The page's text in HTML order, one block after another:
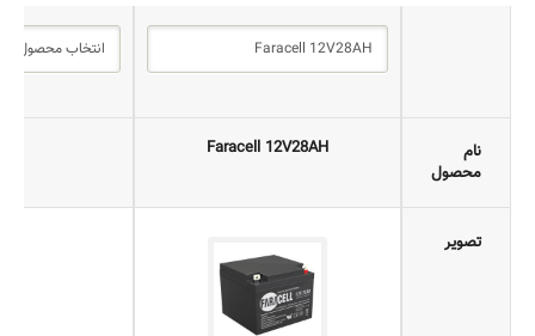
نام
محصول
Faracell 12V28AH
تصویر